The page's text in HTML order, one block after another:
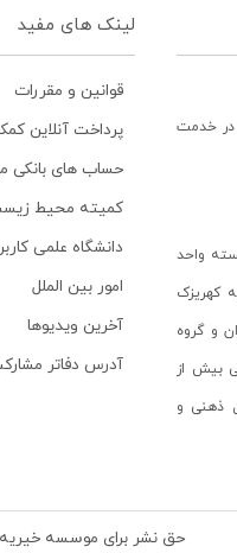
در خدمت
واحد
کهریزک
و گروه
بیش از
ذهنی و
لینک های مفید
قوانین و مقررات
پرداخت آنلاین
حساب های بانکی
کمیته محیط
دانشگاه علمی
امور بین الملل
آخرین ویدیوها
آدرس دفاتر
حق نشر برای موسسه